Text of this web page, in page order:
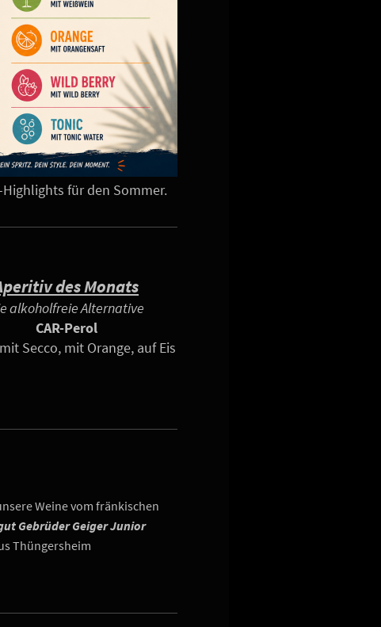
für den Sommer.
des Monats
alkoholfreie Alternative
CAR-Perol
Secco, mit Orange, auf Eis
Weine vom fränkischen
Gebrüder Geiger Junior
Thüngersheim